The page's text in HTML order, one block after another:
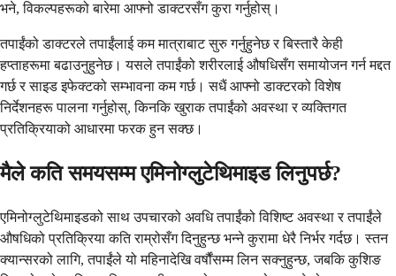
भने, विकल्पहरूको बारेमा आफ्नो डाक्टरसँग कुरा गर्नुहोस्।
तपाईंको डाक्टरले तपाईंलाई कम मात्राबाट सुरु गर्नुहुनेछ र बिस्तारै केही
हप्ताहरूमा बढाउनुहुनेछ। यसले तपाईंको शरीरलाई औषधिसँग समायोजन गर्न मद्दत
गर्छ र साइड इफेक्टको सम्भावना कम गर्छ। सधैं आफ्नो डाक्टरको विशेष
निर्देशनहरू पालना गर्नुहोस्, किनकि खुराक तपाईंको अवस्था र व्यक्तिगत
प्रतिक्रियाको आधारमा फरक हुन सक्छ।
मैले कति समयसम्म एमिनोग्लुटेथिमाइड लिनुपर्छ?
एमिनोग्लुटेथिमाइडको साथ उपचारको अवधि तपाईंको विशिष्ट अवस्था र तपाईंले
औषधिको प्रतिक्रिया कति राम्रोसँग दिनुहुन्छ भन्ने कुरामा धेरै निर्भर गर्दछ। स्तन
क्यान्सरको लागि, तपाईंले यो महिनादेखि वर्षौंसम्म लिन सक्नुहुन्छ, जबकि कुशिङ